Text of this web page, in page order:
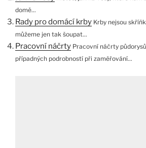
domě...
Rady pro domácí krby Krby nejsou
můžeme jen tak šoupat...
Pracovní náčrty Pracovní náčrty
případných podrobností při zaměřování...